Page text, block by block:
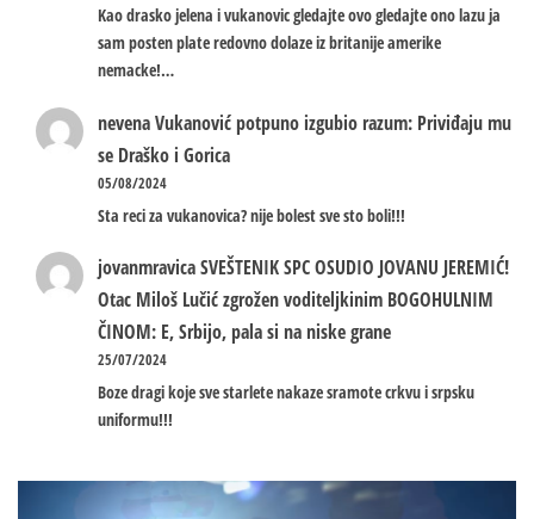
Kao drasko jelena i vukanovic gledajte ovo gledajte ono lazu ja
sam posten plate redovno dolaze iz britanije amerike
nemacke!…
nevenaVukanović potpuno izgubio razum: Priviđaju mu
se Draško i Gorica
05/08/2024
Sta reci za vukanovica? nije bolest sve sto boli!!!
jovanmravicaSVEŠTENIK SPC OSUDIO JOVANU JEREMIĆ!
Otac Miloš Lučić zgrožen voditeljkinim BOGOHULNIM
ČINOM: E, Srbijo, pala si na niske grane
25/07/2024
Boze dragi koje sve starlete nakaze sramote crkvu i srpsku
uniformu!!!